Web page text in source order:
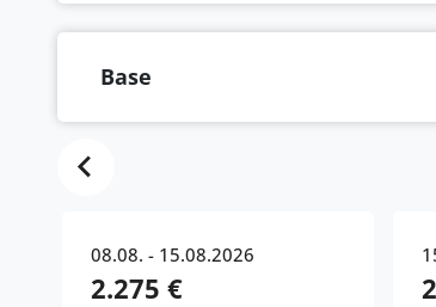
Base
08.08. - 15.08.2026
2.275 €